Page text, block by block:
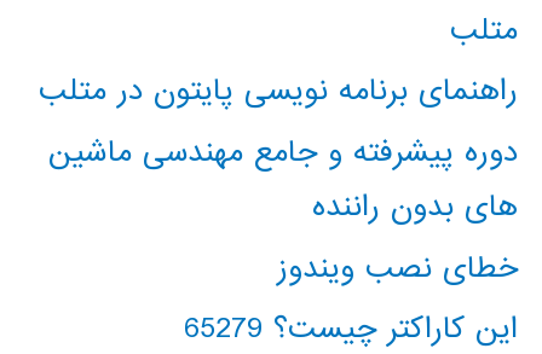
متلب
راهنمای برنامه نویسی پایتون در متلب
دوره پیشرفته و جامع مهندسی ماشین
های بدون راننده
خطای نصب ویندوز
این کاراکتر چیست؟ 65279